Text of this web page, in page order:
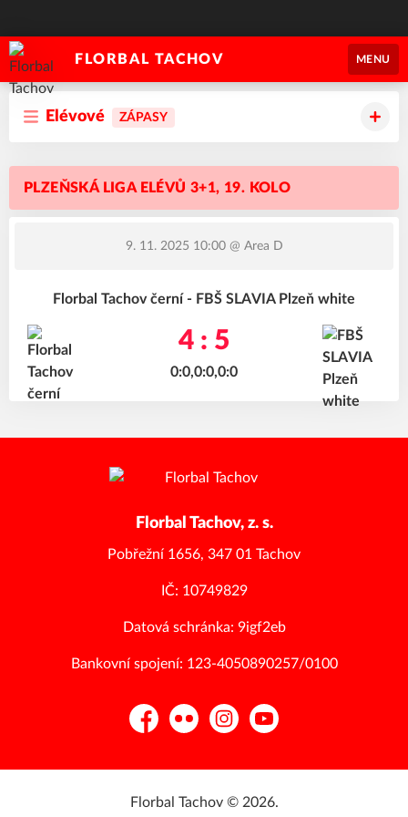
FLORBAL TACHOV MENU
Elévové ZÁPASY
PLZEŇSKÁ LIGA ELÉVŮ 3+1, 19. KOLO
9. 11. 2025 10:00@ Area D
Florbal Tachov černí - FBŠ SLAVIA Plzeň white
4 : 5
0:0,0:0,0:0
Florbal Tachov, z. s.
Pobřežní 1656, 347 01 Tachov
IČ: 10749829
Datová schránka: 9igf2eb
Bankovní spojení: 123-4050890257/0100
FacebookFlickr InstagramYouTube
Florbal Tachov © 2026.